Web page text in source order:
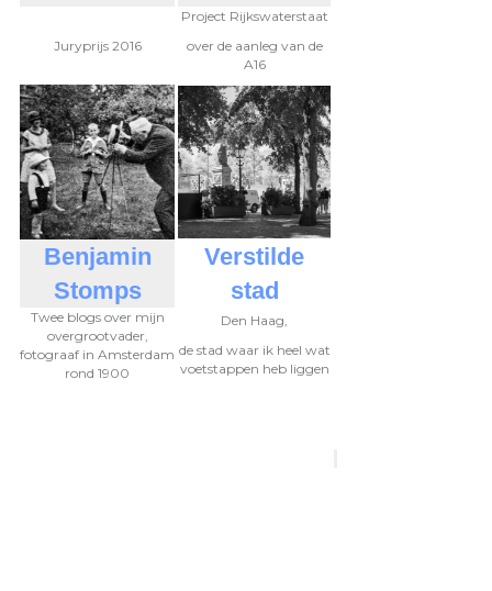
Juryprijs 2016
Project Rijkswaterstaat
over de aanleg van de
A16
Benjamin
Stomps
Verstilde
stad
Twee blogs over mijn
overgrootvader,
fotograaf in Amsterdam
rond 1900
Den Haag,
de stad waar ik heel wat
voetstappen heb liggen